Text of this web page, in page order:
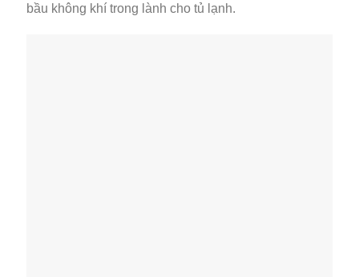
bầu không khí trong lành cho tủ lạnh.